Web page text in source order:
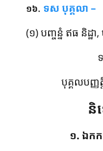
១៦. ទស បុគ្គលា –
(១) បញ្ចន្នំ ឥធ និដ្ឋា
បុគ្គលបញ្ញត្
និ
១. ឯកក